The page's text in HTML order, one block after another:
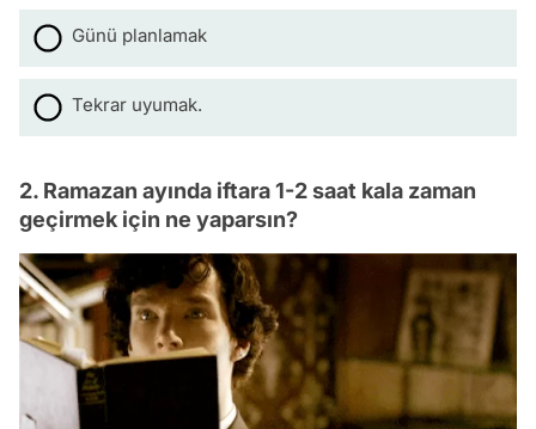
Günü planlamak
Tekrar uyumak.
2. Ramazan ayında iftara 1-2 saat kala zaman
geçirmek için ne yaparsın?